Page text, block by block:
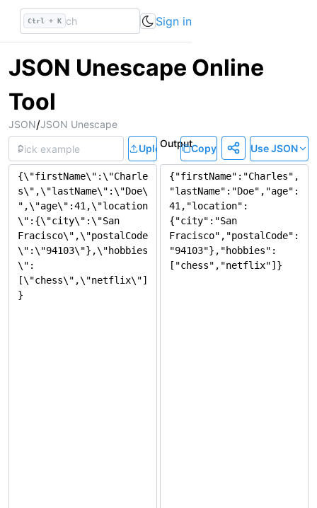
Ctrl + K Sign in
JSON Unescape Online
Tool
JSON/JSON Unescape
Upload
Input Copy Use JSON
Output